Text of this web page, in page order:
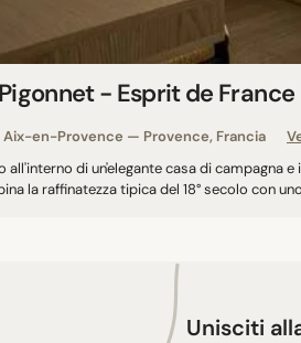
- Esprit de France
Aix-en-Provence — Provence, Francia
all'interno di un'elegante casa di campagna
la raffinatezza tipica del 18° secolo con
Unisciti